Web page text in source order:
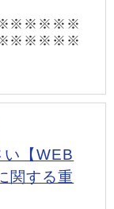
【WEB
関する重